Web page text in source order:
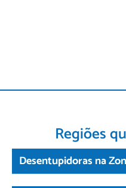
Regiões
Desentupidoras na